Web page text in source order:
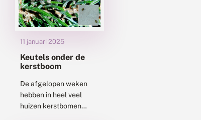
voor gemeenten,
provincies,...
11 januari 2025
Keutels onder de
kerstboom
De afgelopen weken
hebben in heel veel
huizen kerstbomen